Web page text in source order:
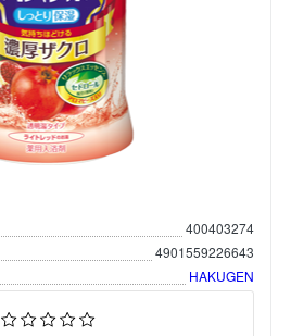
400403274
4901559226643
HAKUGEN